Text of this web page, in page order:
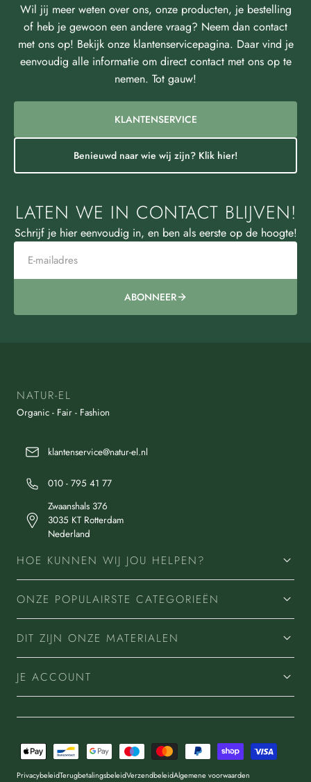
Wil jij meer weten over ons, onze producten, je bestelling
of heb je gewoon een andere vraag? Neem dan contact
met ons op! Bekijk onze klantenservicepagina. Daar vind je
eenvoudig alle informatie om direct contact met ons op te
nemen. Tot gauw!
KLANTENSERVICE
Benieuwd naar wie wij zijn? Klik hier!
LATEN WE IN CONTACT BLIJVEN!
Schrijf je hier eenvoudig in, en ben als eerste op de hoogte!
ABONNEER
NATUR-EL
Organic - Fair - Fashion
klantenservice@natur-el.nl
010 - 795 41 77
Zwaanshals 376
3035 KT Rotterdam
Nederland
HOE KUNNEN WIJ JOU HELPEN?
ONZE POPULAIRSTE CATEGORIEËN
DIT ZIJN ONZE MATERIALEN
JE ACCOUNT
Betaalmethoden
PrivacybeleidTerugbetalingsbeleidVerzendbeleidAlgemene voorwaarden